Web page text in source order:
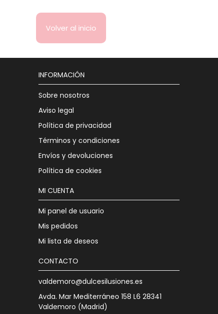
Volver al inicio
INFORMACIÓN
Sobre nosotros
Aviso legal
Política de privacidad
Términos y condiciones
Envíos y devoluciones
Política de cookies
MI CUENTA
Mi panel de usuario
Mis pedidos
Mi lista de deseos
CONTACTO
valdemoro@dulcesilusiones.es
Avda. Mar Mediterráneo 158 L6 28341
Valdemoro (Madrid)